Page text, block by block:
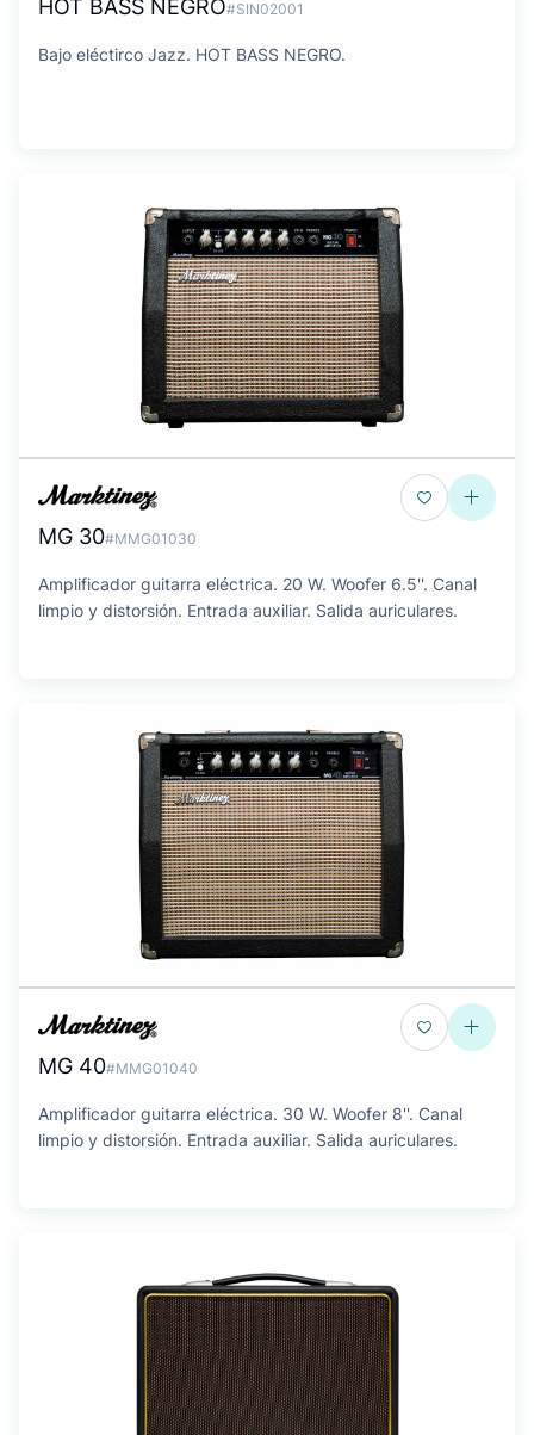
HOT BASS NEGRO#SIN02001
Bajo eléctirco Jazz. HOT BASS NEGRO.
MG 30#MMG01030
Amplificador guitarra eléctrica. 20 W. Woofer 6.5''. Canal
limpio y distorsión. Entrada auxiliar. Salida auriculares.
MG 40#MMG01040
Amplificador guitarra eléctrica. 30 W. Woofer 8''. Canal
limpio y distorsión. Entrada auxiliar. Salida auriculares.